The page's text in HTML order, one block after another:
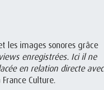
les images sonores grâce
enregistrées. Ici il ne
en relation directe avec
Culture.